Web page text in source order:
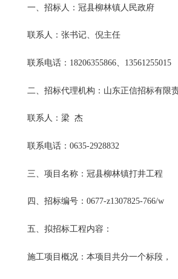
一、 招标人： 冠县柳林镇人民政府
联系人： 张书记、倪主任
联系电话： 18206355866、13561255015
二、招标代理机构： 山东正信招标有限
联系人： 梁 杰
联系电话： 0635-2928832
三、项目名称： 冠县柳林镇打井工程
四、招标编号： 0677-z1307825-766/w
五、 拟招标工程内容：
施工项目概况： 本项目共分一个标段，